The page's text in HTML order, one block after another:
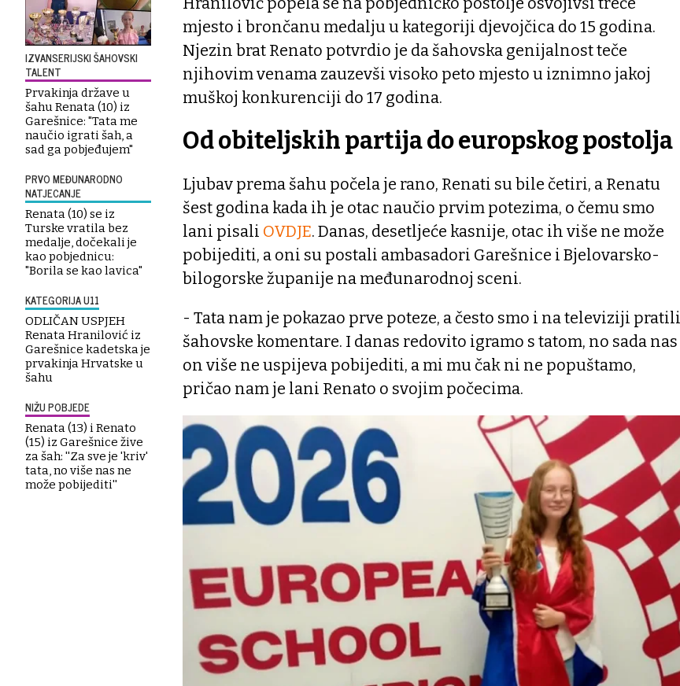
IZVANSERIJSKI ŠAHOVSKI
TALENT
Prvakinja države u
šahu Renata (10) iz
Garešnice: "Tata me
naučio igrati šah, a
sad ga pobjeđujem"
PRVO MEĐUNARODNO
NATJECANJE
Renata (10) se iz
Turske vratila bez
medalje, dočekali je
kao pobjednicu:
"Borila se kao lavica"
KATEGORIJA U11
ODLIČAN USPJEH
Renata Hranilović iz
Garešnice kadetska je
prvakinja Hrvatske u
šahu
NIŽU POBJEDE
Renata (13) i Renato
(15) iz Garešnice žive
za šah: ''Za sve je 'kriv'
tata, no više nas ne
može pobijediti''
mjesto i brončanu medalju u kategoriji djevojčica do 15 godina.
Njezin brat Renato potvrdio je da šahovska genijalnost teče
njihovim venama zauzevši visoko peto mjesto u iznimno jakoj
muškoj konkurenciji do 17 godina.
Od obiteljskih partija do europskog postolja
Ljubav prema šahu počela je rano, Renati su bile četiri, a Renatu
šest godina kada ih je otac naučio prvim potezima, o čemu smo
lani pisali OVDJE. Danas, desetljeće kasnije, otac ih više ne može
pobijediti, a oni su postali ambasadori Garešnice i Bjelovarsko-
bilogorske županije na međunarodnoj sceni.
- Tata nam je pokazao prve poteze, a često smo i na televiziji pratili
šahovske komentare. I danas redovito igramo s tatom, no sada nas
on više ne uspijeva pobijediti, a mi mu čak ni ne popuštamo,
pričao nam je lani Renato o svojim počecima.